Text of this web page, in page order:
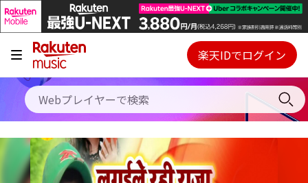
キャンペーン
料金プラン
使い方
初回30日間無料お試し
Webプレイヤー
ご契約内容の確認・変更
楽天IDでログイン